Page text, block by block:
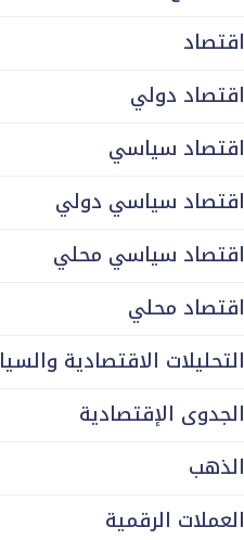
اقتصاد
اقتصاد دولي
اقتصاد سياسي
اقتصاد سياسي دولي
اقتصاد سياسي محلي
اقتصاد محلي
التحليلات الاقتصادية
الجدوى الإقتصادية
الذهب
العملات الرقمية